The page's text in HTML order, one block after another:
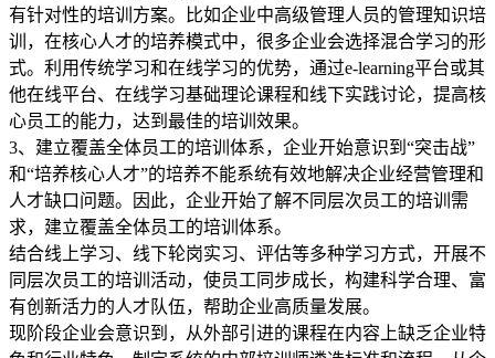
有针对性的培训方案。比如企业中高级管理人员的管理知识培
训，在核心人才的培养模式中，很多企业会选择混合学习的形
式。利用传统学习和在线学习的优势，通过e-learning平台或其
他在线平台、在线学习基础理论课程和线下实践讨论，提高核
心员工的能力，达到最佳的培训效果。
3、建立覆盖全体员工的培训体系，企业开始意识到“突击战”
和“培养核心人才”的培养不能系统有效地解决企业经营管理和
人才缺口问题。因此，企业开始了解不同层次员工的培训需
求，建立覆盖全体员工的培训体系。
结合线上学习、线下轮岗实习、评估等多种学习方式，开展不
同层次员工的培训活动，使员工同步成长，构建科学合理、富
有创新活力的人才队伍，帮助企业高质量发展。
现阶段企业会意识到，从外部引进的课程在内容上缺乏企业特